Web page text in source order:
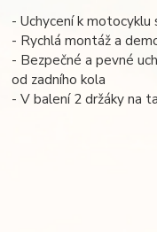
- Uchycení k
- Rychlá montáž a
- Bezpečné a pevné
od zadního kola
- V balení 2 držáky na